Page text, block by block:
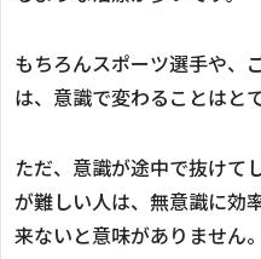
もちろんスポーツ選手や、
は、意識で変わることはと
ただ、意識が途中で抜けて
が難しい人は、無意識に効
来ないと意味がありません。